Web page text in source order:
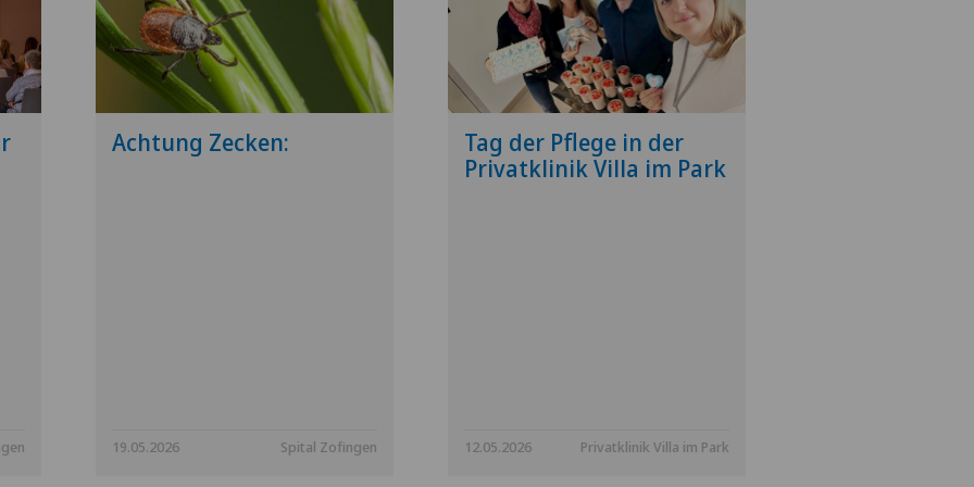
Achtung Zecken:
19.05.2026 Spital Zofingen
Tag der Pflege in der
Privatklinik Villa im Park
12.05.2026 Privatklinik Villa im Park